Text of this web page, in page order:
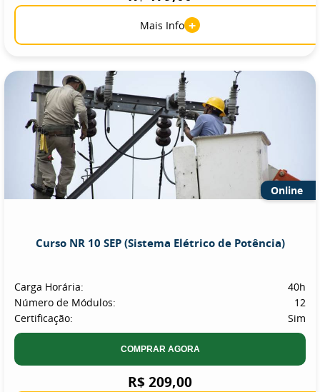
Mais Info +
Online
Curso NR 10 SEP (Sistema Elétrico de Potência)
Carga Horária:
40h
Número de Módulos:
12
Certificação:
Sim
COMPRAR AGORA
R$ 209,00